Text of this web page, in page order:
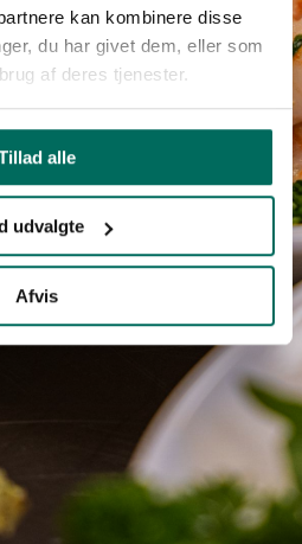
kan kombinere disse
du har givet dem, eller som
af deres tjenester.
alle
udvalgte
Afvis